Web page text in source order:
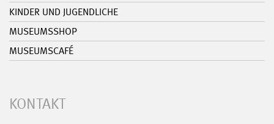
KINDER UND JUGENDLICHE
MUSEUMSSHOP
MUSEUMSCAFÉ
KONTAKT